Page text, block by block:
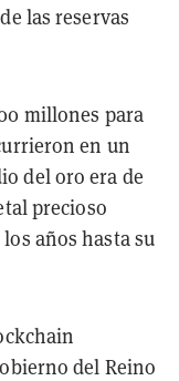
las reservas
millones para
en un
del oro era de
precioso
años hasta su
del Reino